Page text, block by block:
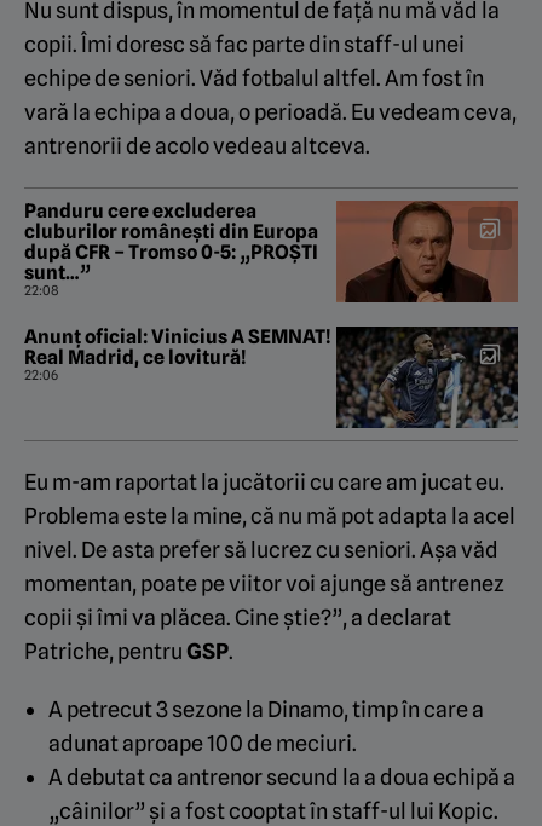
Nu sunt dispus, în momentul de față nu mă văd la
copii. Îmi doresc să fac parte din staff-ul unei
echipe de seniori. Văd fotbalul altfel. Am fost în
vară la echipa a doua, o perioadă. Eu vedeam ceva,
antrenorii de acolo vedeau altceva.
Panduru cere excluderea
cluburilor românești din Europa
după CFR – Tromso 0-5: „PROȘTI
sunt…”
22:08
Anunț oficial: Vinicius A SEMNAT!
Real Madrid, ce lovitură!
22:06
Eu m-am raportat la jucătorii cu care am jucat eu.
Problema este la mine, că nu mă pot adapta la acel
nivel. De asta prefer să lucrez cu seniori. Așa văd
momentan, poate pe viitor voi ajunge să antrenez
copii și îmi va plăcea. Cine știe?”, a declarat
Patriche, pentruGSP.
A petrecut 3 sezone la Dinamo, timp în care a
adunat aproape 100 de meciuri.
A debutat ca antrenor secund la a doua echipă a
„câinilor” și a fost cooptat în staff-ul lui Kopic.